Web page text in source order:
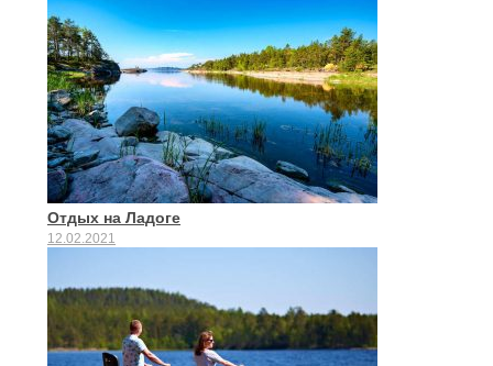
Отдых на Ладоге
12.02.2021